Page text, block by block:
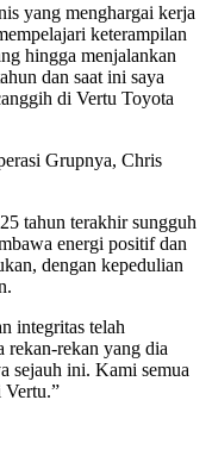
yang menghargai kerja
keterampilan
hingga menjalankan
dan saat ini saya
di Vertu Toyota
Grupnya, Chris
tahun terakhir sungguh
energi positif dan
dengan kepedulian
integritas telah
rekan-rekan yang dia
sejauh ini. Kami semua
Vertu.”